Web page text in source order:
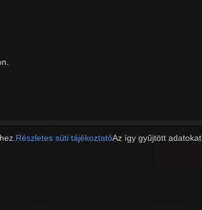
Részletes süti tájékoztatóAz így gyűjtött adatokat